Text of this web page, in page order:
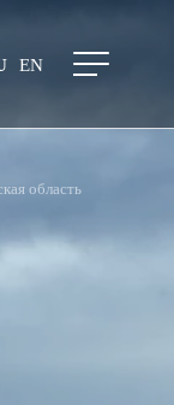
EN
область